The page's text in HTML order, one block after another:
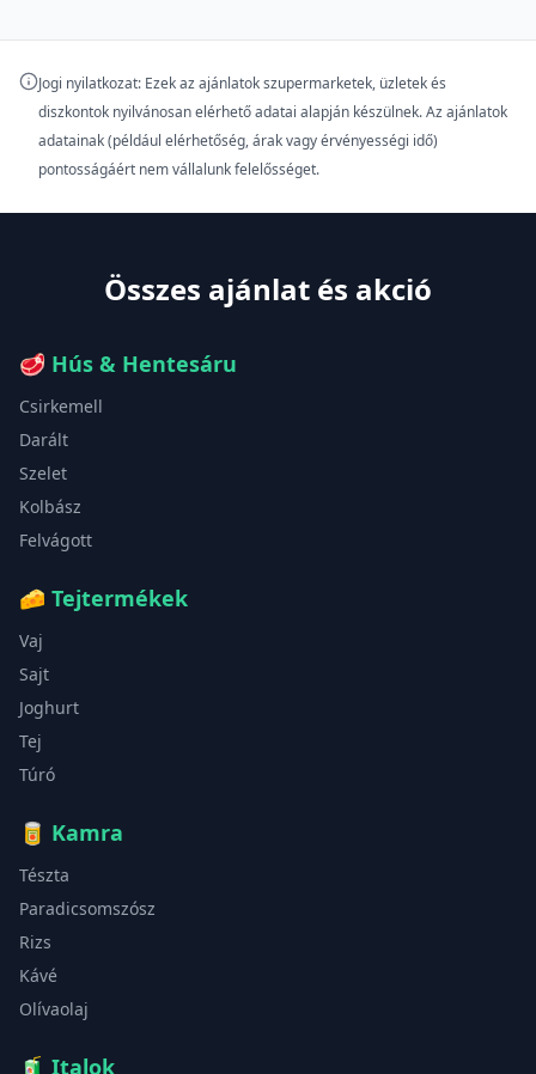
Jogi nyilatkozat: Ezek az ajánlatok szupermarketek, üzletek és
diszkontok nyilvánosan elérhető adatai alapján készülnek. Az ajánlatok
adatainak (például elérhetőség, árak vagy érvényességi idő)
pontosságáért nem vállalunk felelősséget.
Összes ajánlat és akció
🥩 Hús & Hentesáru
Csirkemell
Darált
Szelet
Kolbász
Felvágott
🧀 Tejtermékek
Vaj
Sajt
Joghurt
Tej
Túró
🥫 Kamra
Tészta
Paradicsomszósz
Rizs
Kávé
Olívaolaj
🧃 Italok